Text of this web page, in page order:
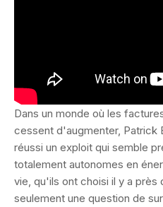
Dans un monde où les
cessent d'augmenter, Patrick
réussi un exploit qui semble
totalement autonomes en
vie, qu'ils ont choisi il y a près
seulement une question de